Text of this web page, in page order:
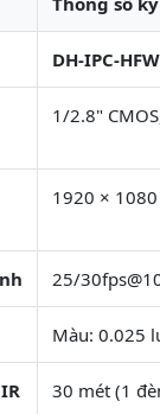
DH-IPC-
1/2.8"
1920 ×
25/
Màu: 0.025
30 mét (1